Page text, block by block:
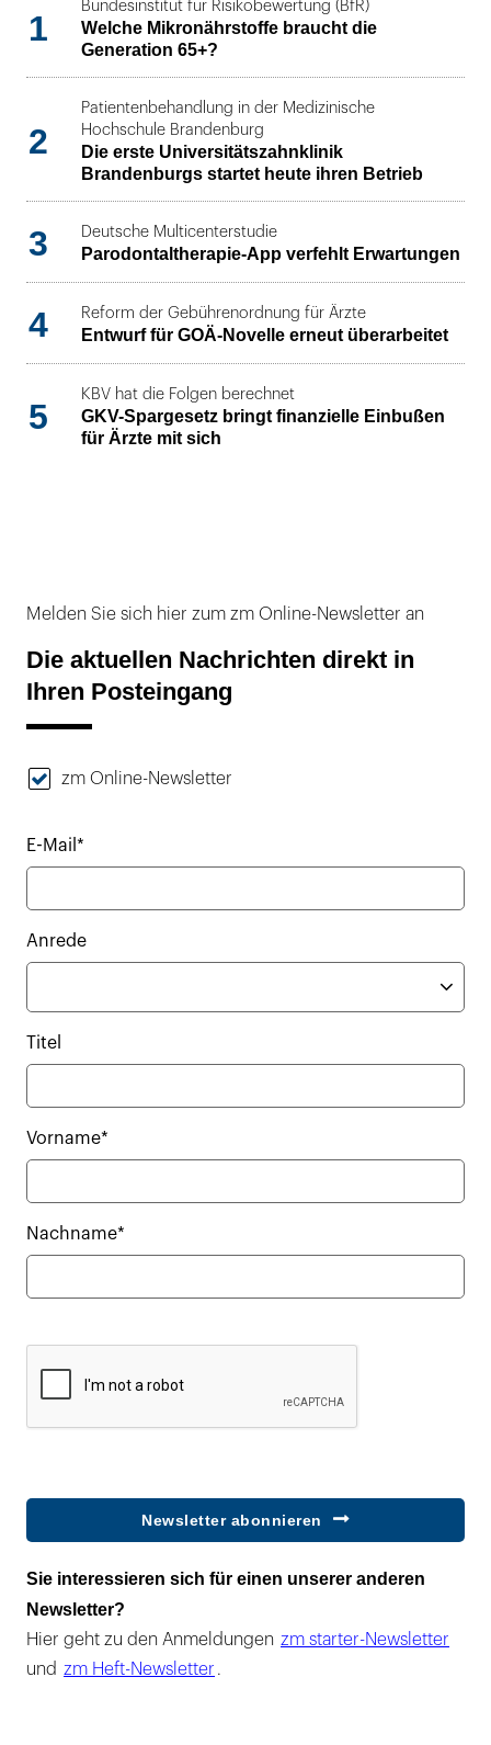
1
Bundesinstitut für Risikobewertung (BfR)
Welche Mikronährstoffe braucht die
Generation 65+?
2
Patientenbehandlung in der Medizinische
Hochschule Brandenburg
Die erste Universitätszahnklinik
Brandenburgs startet heute ihren Betrieb
3 Deutsche Multicenterstudie
Parodontaltherapie-App verfehlt Erwartungen
4 Reform der Gebührenordnung für Ärzte
Entwurf für GOÄ-Novelle erneut überarbeitet
5
KBV hat die Folgen berechnet
GKV-Spargesetz bringt finanzielle Einbußen
für Ärzte mit sich
Melden Sie sich hier zum zm Online-Newsletter an
Die aktuellen Nachrichten direkt in
Ihren Posteingang
zm Online-Newsletter
E-Mail*
Anrede
Titel
Vorname*
Nachname*
Newsletter abonnieren
Sie interessieren sich für einen unserer anderen
Newsletter?
Hier geht zu den Anmeldungen zm starter-Newsletter
und zm Heft-Newsletter .